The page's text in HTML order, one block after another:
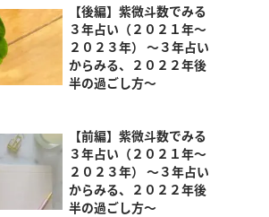
【後編】紫微斗数でみる
３年占い（２０２１年～
２０２３年） ～３年占い
からみる、２０２２年後
半の過ごし方～
【前編】紫微斗数でみる
３年占い（２０２１年～
２０２３年） ～３年占い
からみる、２０２２年後
半の過ごし方～